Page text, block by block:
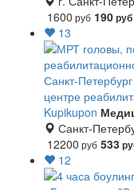
1600 руб 190руб
13
Санкт-Петербург
центре
Kupikupon
Санкт-
12200 руб 533
12